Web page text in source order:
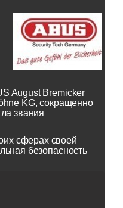
August Bremicker
KG, сокращенно
звания
сферах своей
безопасность